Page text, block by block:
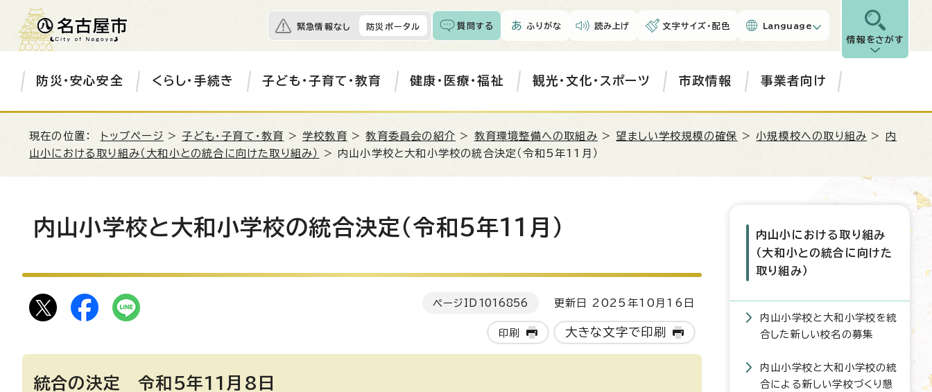
緊急情報なし 防災ポータル 質問する ふりがな 読み上げ 文字サイズ・配色 Language
情報をさがす
防災・安心安全 くらし・手続き 子ども・子育て・教育 健康・医療・福祉 観光・文化・スポーツ 市政情報 事業者向け
現在の位置： トップページ >子ども・子育て・教育 >学校教育 >教育委員会の紹介 > 教育環境整備への取組み > 望ましい学校規模の確保 >小規模校への取り組み > 内
山小における取り組み（大和小との統合に向けた取り組み）
> 内山小学校と大和小学校の統合決定（令和5年11月）
内山小学校と大和小学校の統合決定（令和5年11月）
ページID 1016856 更新日 2025年10月16日
印刷 大きな文字で印刷
統合の決定 令和5年11月8日
内山小における取り組み
（大和小との統合に向けた
取り組み）
内山小学校と大和小学校を統
合した新しい校名の募集
内山小学校と大和小学校の統
合による新しい学校づくり懇